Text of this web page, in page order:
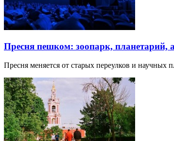
Пресня пешком: зоопарк, планетарий,
Пресня меняется от старых переулков и